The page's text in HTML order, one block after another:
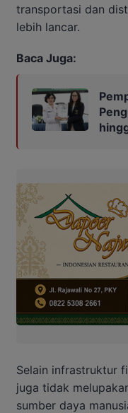
transportasi dan
lebih lancar.
Baca Juga:
Selain infrastruktur
juga tidak
sumber daya